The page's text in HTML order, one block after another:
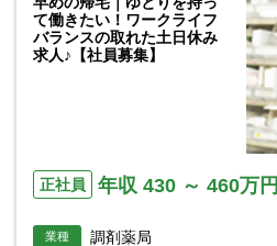
て働きたい！ワークライフ
バランスの取れた土日休み
求人♪【社員募集】
正社員 年収 430 ～ 460万円
業種 調剤薬局